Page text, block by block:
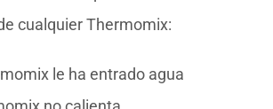
cualquier Thermomix:
le ha entrado agua